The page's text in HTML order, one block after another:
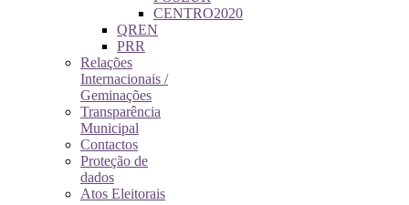
CENTRO2020
QREN
PRR
Relações
Internacionais /
Geminações
Transparência
Municipal
Contactos
Proteção de
dados
Atos Eleitorais